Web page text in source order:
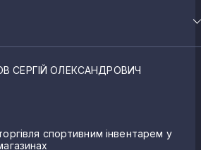
СЕРГІЙ ОЛЕКСАНДРОВИЧ
спортивним інвентарем у